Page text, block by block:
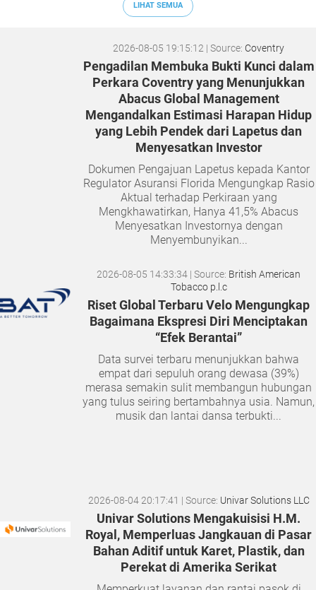
LIHAT SEMUA
2026-08-05 19:15:12 | Source: Coventry
Pengadilan Membuka Bukti Kunci dalam
Perkara Coventry yang Menunjukkan
Abacus Global Management
Mengandalkan Estimasi Harapan Hidup
yang Lebih Pendek dari Lapetus dan
Menyesatkan Investor
Dokumen Pengajuan Lapetus kepada Kantor
Regulator Asuransi Florida Mengungkap Rasio
Aktual terhadap Perkiraan yang
Mengkhawatirkan, Hanya 41,5% Abacus
Menyesatkan Investornya dengan
Menyembunyikan...
2026-08-05 14:33:34 | Source: British American
Tobacco p.l.c
Riset Global Terbaru Velo Mengungkap
Bagaimana Ekspresi Diri Menciptakan
“Efek Berantai”
Data survei terbaru menunjukkan bahwa
empat dari sepuluh orang dewasa (39%)
merasa semakin sulit membangun hubungan
yang tulus seiring bertambahnya usia. Namun,
musik dan lantai dansa terbukti...
2026-08-04 20:17:41 | Source: Univar Solutions LLC
Univar Solutions Mengakuisisi H.M.
Royal, Memperluas Jangkauan di Pasar
Bahan Aditif untuk Karet, Plastik, dan
Perekat di Amerika Serikat